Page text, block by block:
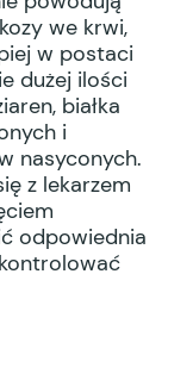
we krwi,
w postaci
dużej ilości
białka
i
nasyconych.
z lekarzem
odpowiednia